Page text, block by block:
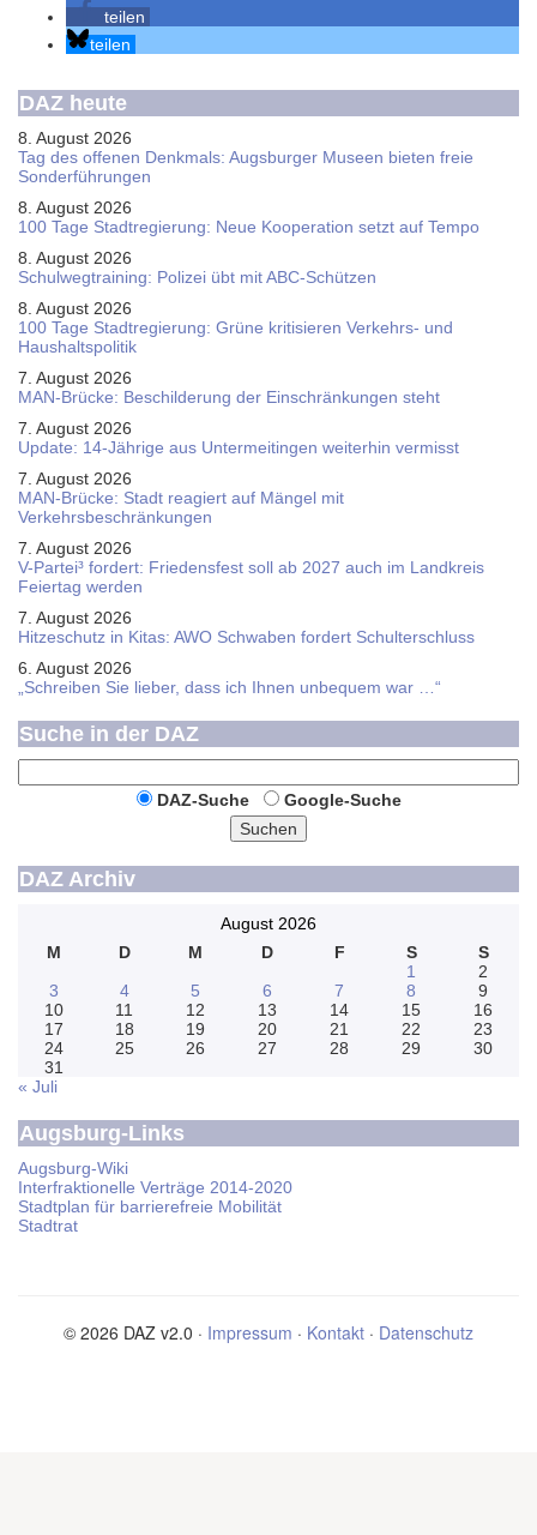
teilen
teilen
DAZ heute
8. August 2026
Tag des offenen Denkmals: Augsburger Museen bieten freie
Sonderführungen
8. August 2026
100 Tage Stadtregierung: Neue Kooperation setzt auf Tempo
8. August 2026
Schul­weg­trai­ning: Poli­zei übt mit ABC-Schüt­zen
8. August 2026
100 Tage Stadtregierung: Grüne kritisieren Verkehrs- und
Haushaltspolitik
7. August 2026
MAN-Brücke: Beschilderung der Einschränkungen steht
7. August 2026
Update: 14-Jährige aus Untermeitingen weiterhin vermisst
7. August 2026
MAN-Brücke: Stadt reagiert auf Mängel mit
Verkehrsbeschränkungen
7. August 2026
V-Partei­³ fordert: Friedens­fest soll ab 2027 auch im Land­kreis
Feier­tag werden
7. August 2026
Hitzeschutz in Kitas: AWO Schwaben fordert Schulterschluss
6. August 2026
„Schreiben Sie lieber, dass ich Ihnen unbequem war …“
Suche in der DAZ
DAZ-Suche
Google-Suche
Suchen
DAZ Archiv
August 2026
M
D M D F S
S
1
2
3
4 5 6 7 8
9
10
11 12 13 14 15
16
17
18 19 20 21 22
23
24
25 26 27 28 29
30
31
« Juli
Augsburg-Links
Augsburg-Wiki
Interfraktionelle Verträge 2014-2020
Stadtplan für barrierefreie Mobilität
Stadtrat
© 2026 DAZ v2.0 · Impressum · Kontakt · Datenschutz